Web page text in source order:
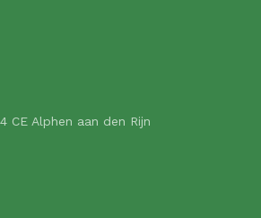
CE Alphen aan den Rijn